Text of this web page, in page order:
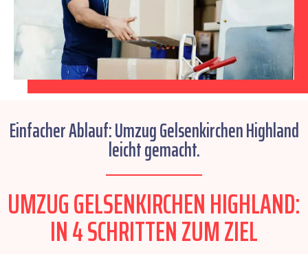
Einfacher Ablauf: Umzug Gelsenkirchen Highland
leicht gemacht.
UMZUG GELSENKIRCHEN HIGHLAND:
IN 4 SCHRITTEN ZUM ZIEL